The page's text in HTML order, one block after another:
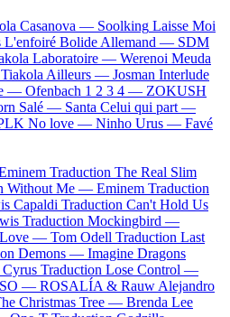
Casanova — Soolking Laisse Moi
L'enfoiré Bolide Allemand — SDM
Laboratoire — Werenoi Meuda
Ailleurs — Josman Interlude
— Ofenbach 1 2 3 4 — ZOKUSH
Salé — Santa Celui qui part —
No love — Ninho Urus — Favé
Traduction The Real Slim
Without Me — Eminem Traduction
Capaldi Traduction Can't Hold Us
Traduction Mockingbird —
Love — Tom Odell Traduction Last
Demons — Imagine Dragons
Traduction Lose Control —
— ROSALÍA & Rauw Alejandro
Christmas Tree — Brenda Lee